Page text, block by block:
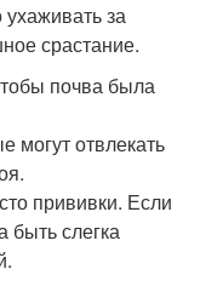
за
срастание.
почва была
могут отвлекать
прививки. Если
быть слегка